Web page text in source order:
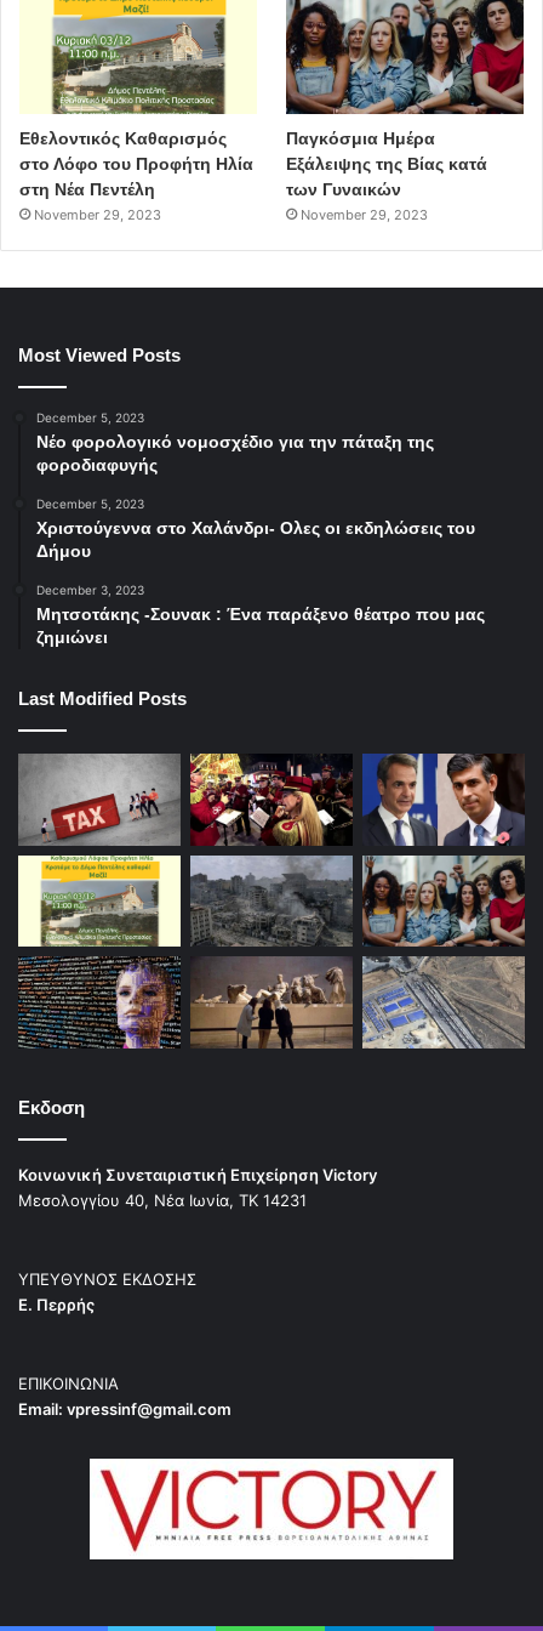
Εθελοντικός Καθαρισμός
στο Λόφο του Προφήτη Ηλία
στη Νέα Πεντέλη
November 29, 2023
Παγκόσμια Ημέρα
Εξάλειψης της Βίας κατά
των Γυναικών
November 29, 2023
Most Viewed Posts
December 5, 2023
Νέο φορολογικό νομοσχέδιο για την πάταξη της
φοροδιαφυγής
December 5, 2023
Χριστούγεννα στο Χαλάνδρι- Ολες οι εκδηλώσεις του
Δήμου
December 3, 2023
Μητσοτάκης -Σουνακ : Ένα παράξενο θέατρο που μας
ζημιώνει
Last Modified Posts
Εκδοση
Κοινωνική Συνεταιριστική Επιχείρηση Victory
Μεσολογγίου 40, Νέα Ιωνία, ΤΚ 14231
ΥΠΕΥΘΥΝΟΣ ΕΚΔΟΣΗΣ
Ε. Περρής
ΕΠΙΚΟΙΝΩΝΙΑ
Email: vpressinf@gmail.com